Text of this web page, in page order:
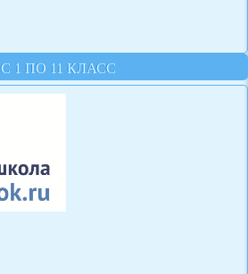
С 1 ПО 11 КЛАСС